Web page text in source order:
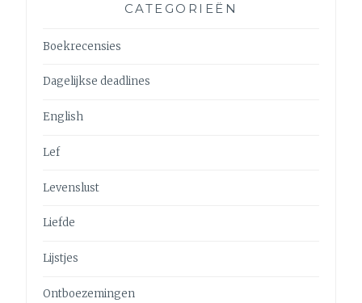
CATEGORIEËN
Boekrecensies
Dagelijkse deadlines
English
Lef
Levenslust
Liefde
Lijstjes
Ontboezemingen